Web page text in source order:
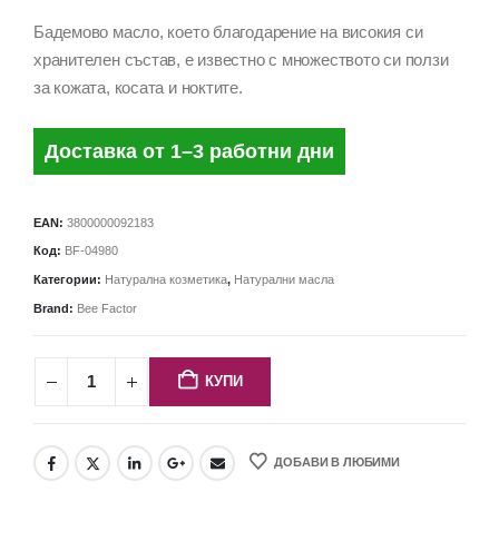
Бадемово масло, което благодарение на високия си
хранителен състав, е известно с множеството си ползи
за кожата, косата и ноктите.
Доставка от 1–3 работни дни
EAN: 3800000092183
Код: BF-04980
Категории: Натурална козметика, Натурални масла
Brand: Bee Factor
КУПИ
ДОБАВИ В ЛЮБИМИ